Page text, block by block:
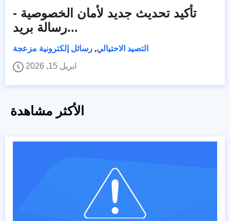
تأكيد تحديث جديد لأمان الخصوصية -
رسالة بريد...
التصيد الاحتيالي, رسائل إلكترونية مزعجة
ابريل 15, 2026
الأكثر مشاهدة